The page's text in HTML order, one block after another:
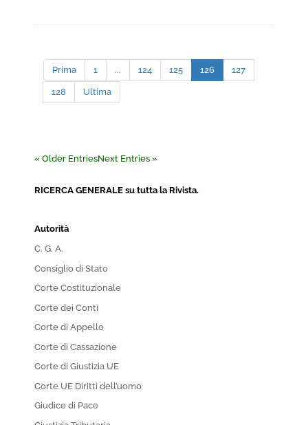
Prima 1 ... 124 125 126 127
128 Ultima
« Older EntriesNext Entries »
RICERCA GENERALE su tutta la Rivista.
Autorità
C. G. A.
Consiglio di Stato
Corte Costituzionale
Corte dei Conti
Corte di Appello
Corte di Cassazione
Corte di Giustizia UE
Corte UE Diritti dell’uomo
Giudice di Pace